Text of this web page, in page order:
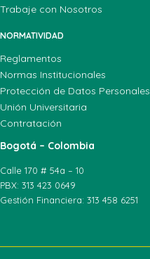
Trabaje con Nosotros
NORMATIVIDAD
Reglamentos
Normas Institucionales
Protección de Datos Personales
Unión Universitaria
Contratación
Bogotá – Colombia
Calle 170 # 54a – 10
PBX: 313 423 0649
Gestión Financiera: 313 458 6251